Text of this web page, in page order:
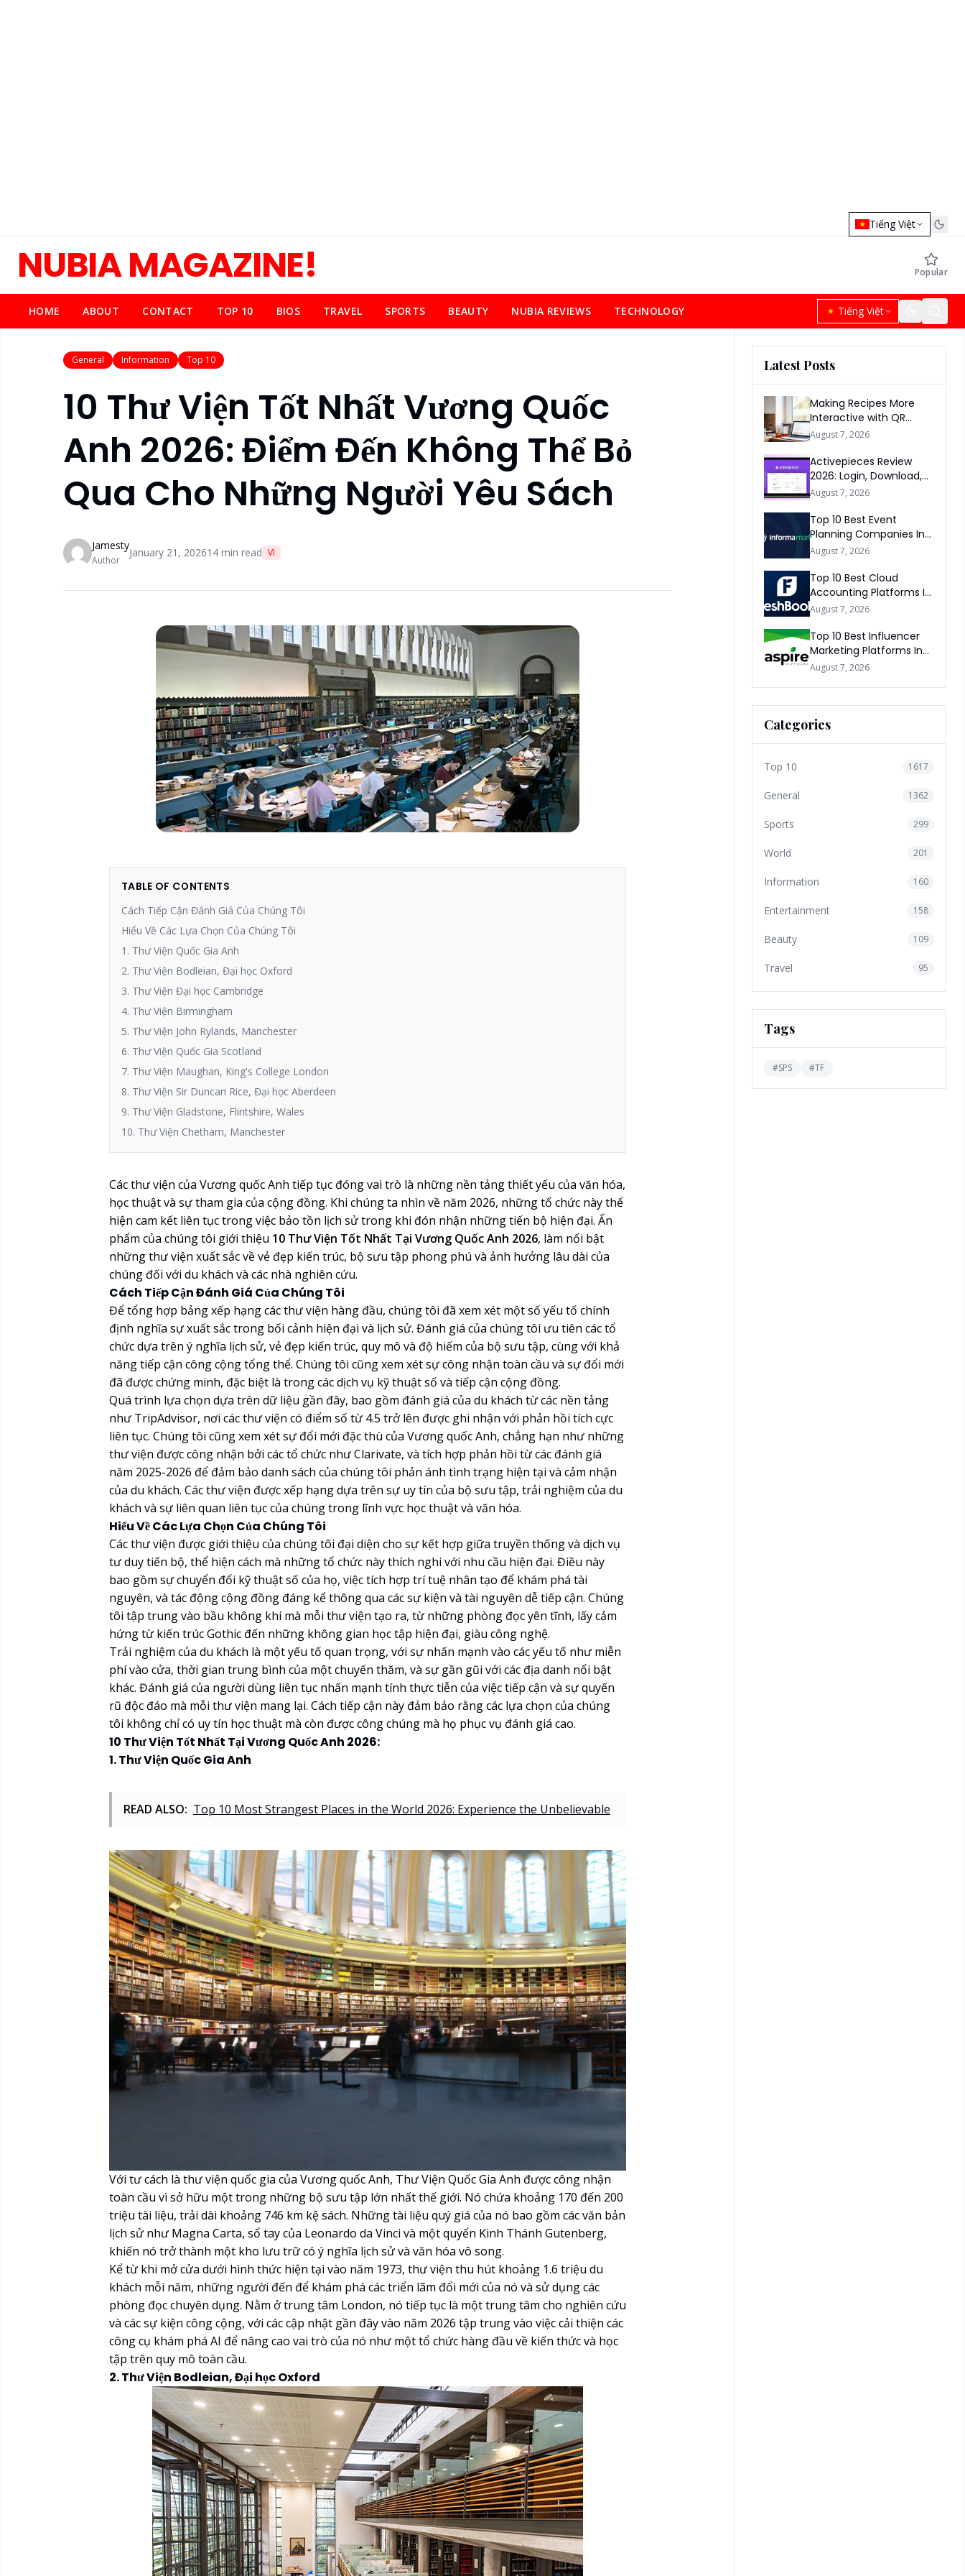
Tiếng Việt
NUBIA MAGAZINE! Popular
HOME ABOUT CONTACT TOP 10 BIOS TRAVEL SPORTS BEAUTY NUBIA REVIEWS TECHNOLOGY Tiếng Việt
General Information Top 10
10 Thư Viện Tốt Nhất Vương Quốc
Anh 2026: Điểm Đến Không Thể Bỏ
Qua Cho Những Người Yêu Sách
Jamesty
Author
January 21, 202614 min read VI
TABLE OF CONTENTS
Cách Tiếp Cận Đánh Giá Của Chúng Tôi
Hiểu Về Các Lựa Chọn Của Chúng Tôi
1. Thư Viện Quốc Gia Anh
2. Thư Viện Bodleian, Đại học Oxford
3. Thư Viện Đại học Cambridge
4. Thư Viện Birmingham
5. Thư Viện John Rylands, Manchester
6. Thư Viện Quốc Gia Scotland
7. Thư Viện Maughan, King's College London
8. Thư Viện Sir Duncan Rice, Đại học Aberdeen
9. Thư Viện Gladstone, Flintshire, Wales
10. Thư Viện Chetham, Manchester
Các thư viện của Vương quốc Anh tiếp tục đóng vai trò là những nền tảng thiết yếu của văn hóa,
học thuật và sự tham gia của cộng đồng. Khi chúng ta nhìn về năm 2026, những tổ chức này thể
hiện cam kết liên tục trong việc bảo tồn lịch sử trong khi đón nhận những tiến bộ hiện đại. Ấn
phẩm của chúng tôi giới thiệu 10 Thư Viện Tốt Nhất Tại Vương Quốc Anh 2026, làm nổi bật
những thư viện xuất sắc về vẻ đẹp kiến trúc, bộ sưu tập phong phú và ảnh hưởng lâu dài của
chúng đối với du khách và các nhà nghiên cứu.
Cách Tiếp Cận Đánh Giá Của Chúng Tôi
Để tổng hợp bảng xếp hạng các thư viện hàng đầu, chúng tôi đã xem xét một số yếu tố chính
định nghĩa sự xuất sắc trong bối cảnh hiện đại và lịch sử. Đánh giá của chúng tôi ưu tiên các tổ
chức dựa trên ý nghĩa lịch sử, vẻ đẹp kiến trúc, quy mô và độ hiếm của bộ sưu tập, cùng với khả
năng tiếp cận công cộng tổng thể. Chúng tôi cũng xem xét sự công nhận toàn cầu và sự đổi mới
đã được chứng minh, đặc biệt là trong các dịch vụ kỹ thuật số và tiếp cận cộng đồng.
Quá trình lựa chọn dựa trên dữ liệu gần đây, bao gồm đánh giá của du khách từ các nền tảng
như TripAdvisor, nơi các thư viện có điểm số từ 4.5 trở lên được ghi nhận với phản hồi tích cực
liên tục. Chúng tôi cũng xem xét sự đổi mới đặc thù của Vương quốc Anh, chẳng hạn như những
thư viện được công nhận bởi các tổ chức như Clarivate, và tích hợp phản hồi từ các đánh giá
năm 2025-2026 để đảm bảo danh sách của chúng tôi phản ánh tình trạng hiện tại và cảm nhận
của du khách. Các thư viện được xếp hạng dựa trên sự uy tín của bộ sưu tập, trải nghiệm của du
khách và sự liên quan liên tục của chúng trong lĩnh vực học thuật và văn hóa.
Hiểu Về Các Lựa Chọn Của Chúng Tôi
Các thư viện được giới thiệu của chúng tôi đại diện cho sự kết hợp giữa truyền thống và dịch vụ
tư duy tiến bộ, thể hiện cách mà những tổ chức này thích nghi với nhu cầu hiện đại. Điều này
bao gồm sự chuyển đổi kỹ thuật số của họ, việc tích hợp trí tuệ nhân tạo để khám phá tài
nguyên, và tác động cộng đồng đáng kể thông qua các sự kiện và tài nguyên dễ tiếp cận. Chúng
tôi tập trung vào bầu không khí mà mỗi thư viện tạo ra, từ những phòng đọc yên tĩnh, lấy cảm
hứng từ kiến trúc Gothic đến những không gian học tập hiện đại, giàu công nghệ.
Trải nghiệm của du khách là một yếu tố quan trọng, với sự nhấn mạnh vào các yếu tố như miễn
phí vào cửa, thời gian trung bình của một chuyến thăm, và sự gần gũi với các địa danh nổi bật
khác. Đánh giá của người dùng liên tục nhấn mạnh tính thực tiễn của việc tiếp cận và sự quyến
rũ độc đáo mà mỗi thư viện mang lại. Cách tiếp cận này đảm bảo rằng các lựa chọn của chúng
tôi không chỉ có uy tín học thuật mà còn được công chúng mà họ phục vụ đánh giá cao.
10 Thư Viện Tốt Nhất Tại Vương Quốc Anh 2026:
1. Thư Viện Quốc Gia Anh
READ ALSO: Top 10 Most Strangest Places in the World 2026: Experience the Unbelievable
Với tư cách là thư viện quốc gia của Vương quốc Anh, Thư Viện Quốc Gia Anh được công nhận
toàn cầu vì sở hữu một trong những bộ sưu tập lớn nhất thế giới. Nó chứa khoảng 170 đến 200
triệu tài liệu, trải dài khoảng 746 km kệ sách. Những tài liệu quý giá của nó bao gồm các văn bản
lịch sử như Magna Carta, sổ tay của Leonardo da Vinci và một quyển Kinh Thánh Gutenberg,
khiến nó trở thành một kho lưu trữ có ý nghĩa lịch sử và văn hóa vô song.
Kể từ khi mở cửa dưới hình thức hiện tại vào năm 1973, thư viện thu hút khoảng 1.6 triệu du
khách mỗi năm, những người đến để khám phá các triển lãm đổi mới của nó và sử dụng các
phòng đọc chuyên dụng. Nằm ở trung tâm London, nó tiếp tục là một trung tâm cho nghiên cứu
và các sự kiện công cộng, với các cập nhật gần đây vào năm 2026 tập trung vào việc cải thiện các
công cụ khám phá AI để nâng cao vai trò của nó như một tổ chức hàng đầu về kiến thức và học
tập trên quy mô toàn cầu.
2. Thư Viện Bodleian, Đại học Oxford
Latest Posts
Making Recipes More
Interactive with QR
Codes
August 7, 2026
Activepieces Review
2026: Login, Download,
AI, Pricing, Automation &
August 7, 2026
Top 10 Best Event
Planning Companies In
The World 2026
August 7, 2026
Top 10 Best Cloud
Accounting Platforms In
The World 2026
August 7, 2026
Top 10 Best Influencer
Marketing Platforms In
The World 2026
August 7, 2026
Categories
Top 10 1617
General 1362
Sports 299
World 201
Information 160
Entertainment 158
Beauty 109
Travel 95
Tags
#SPS #TF